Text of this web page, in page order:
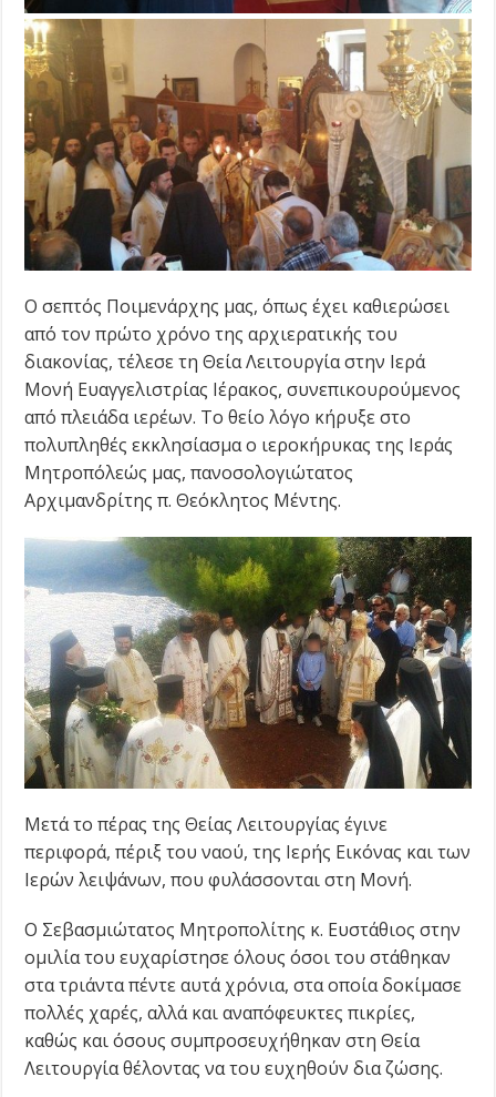
Ο σεπτός Ποιμενάρχης μας, όπως έχει καθιερώσει
από τον πρώτο χρόνο της αρχιερατικής του
διακονίας, τέλεσε τη Θεία Λειτουργία στην Ιερά
Μονή Ευαγγελιστρίας Ιέρακος, συνεπικουρούμενος
από πλειάδα ιερέων. Το θείο λόγο κήρυξε στο
πολυπληθές εκκλησίασμα ο ιεροκήρυκας της Ιεράς
Μητροπόλεώς μας, πανοσολογιώτατος
Αρχιμανδρίτης π. Θεόκλητος Μέντης.
Μετά το πέρας της Θείας Λειτουργίας έγινε
περιφορά, πέριξ του ναού, της Ιερής Εικόνας και των
Ιερών λειψάνων, που φυλάσσονται στη Μονή.
Ο Σεβασμιώτατος Μητροπολίτης κ. Ευστάθιος στην
ομιλία του ευχαρίστησε όλους όσοι του στάθηκαν
στα τριάντα πέντε αυτά χρόνια, στα οποία δοκίμασε
πολλές χαρές, αλλά και αναπόφευκτες πικρίες,
καθώς και όσους συμπροσευχήθηκαν στη Θεία
Λειτουργία θέλοντας να του ευχηθούν δια ζώσης.